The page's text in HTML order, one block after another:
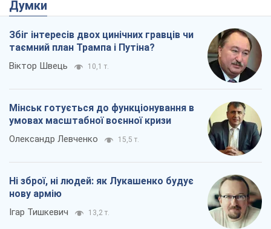
Думки
Збіг інтересів двох цинічних гравців чи
таємний план Трампа і Путіна?
Віктор Швець 10,1 т.
Мінськ готується до функціонування в
умовах масштабної воєнної кризи
Олександр Левченко 15,5 т.
Ні зброї, ні людей: як Лукашенко будує
нову армію
Ігар Тишкевич 13,2 т.